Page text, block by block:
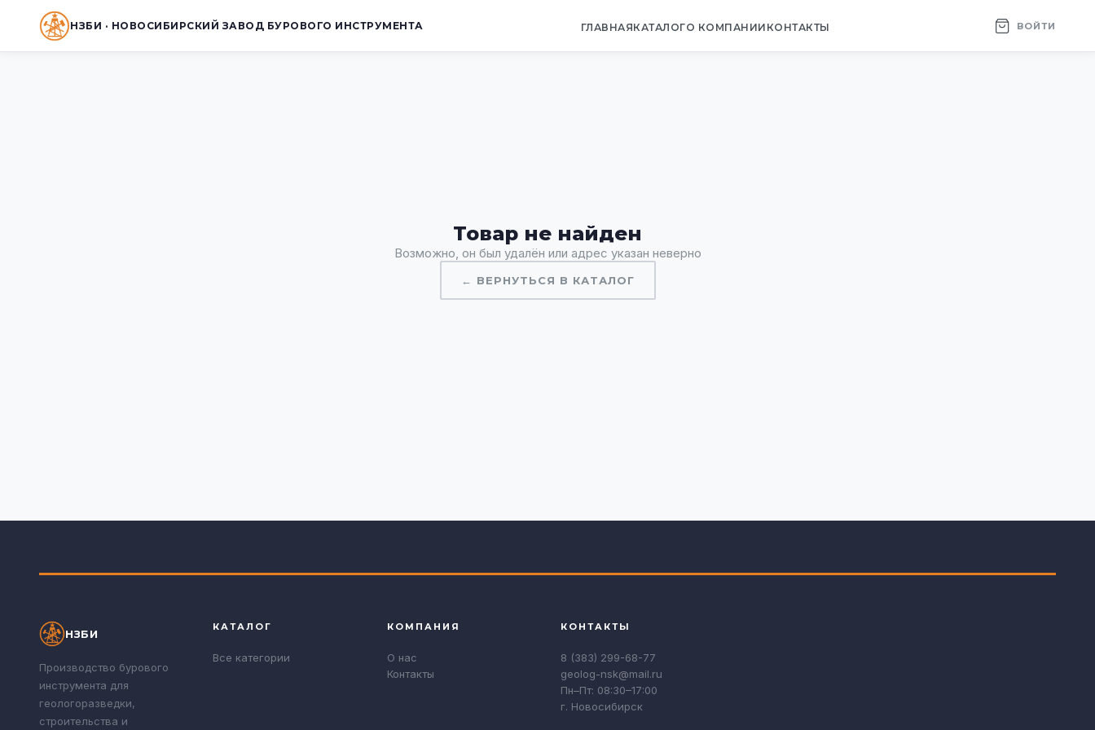
НЗБИ · НОВОСИБИРСКИЙ ЗАВОД БУРОВОГО ИНСТРУМЕНТА ГЛАВНАЯКАТАЛОГО КОМПАНИИ КОНТАКТЫ ВОЙТИ
Товар не найден
Возможно, он был удалён или адрес указан неверно
← ВЕРНУТЬСЯ В КАТАЛОГ
НЗБИ
Производство бурового
инструмента для
геологоразведки,
строительства и
КАТАЛОГ
Все категории
КОМПАНИЯ
О нас
Контакты
КОНТАКТЫ
8 (383) 299-68-77
geolog-nsk@mail.ru
Пн–Пт: 08:30–17:00
г. Новосибирск